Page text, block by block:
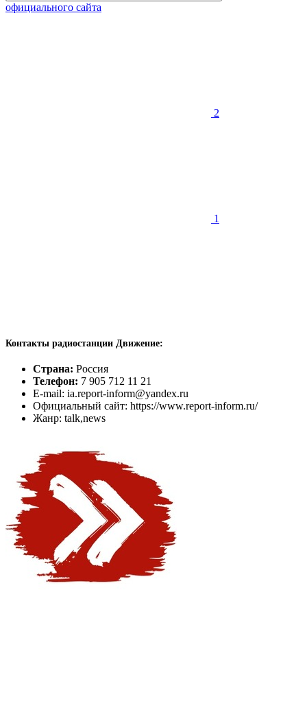
официального сайта
2
1
Контакты радиостанции Движение:
Страна: Россия
Телефон: 7 905 712 11 21
E-mail: ia.report-inform@yandex.ru
Официальный сайт: https://www.report-inform.ru/
Жанр: talk,news